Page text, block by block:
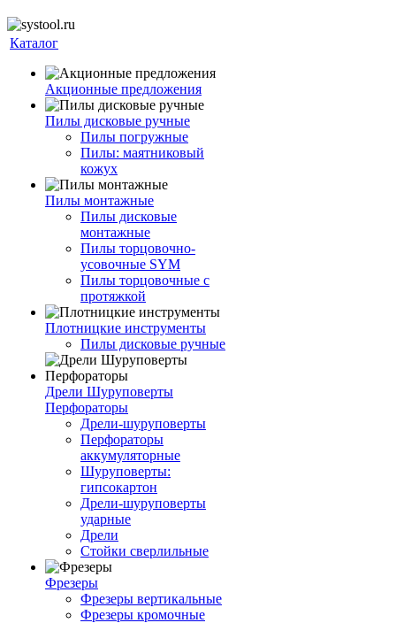
Каталог
Акционные предложения
Пилы дисковые ручные
Пилы погружные
Пилы: маятниковый
кожух
Пилы монтажные
Пилы дисковые
монтажные
Пилы торцовочно-
усовочные SYM
Пилы торцовочные с
протяжкой
Плотницкие инструменты
Пилы дисковые ручные
Дрели Шуруповерты
Перфораторы
Дрели-шуруповерты
Перфораторы
аккумуляторные
Шуруповерты:
гипсокартон
Дрели-шуруповерты
ударные
Дрели
Стойки сверлильные
Фрезеры
Фрезеры вертикальные
Фрезеры кромочные